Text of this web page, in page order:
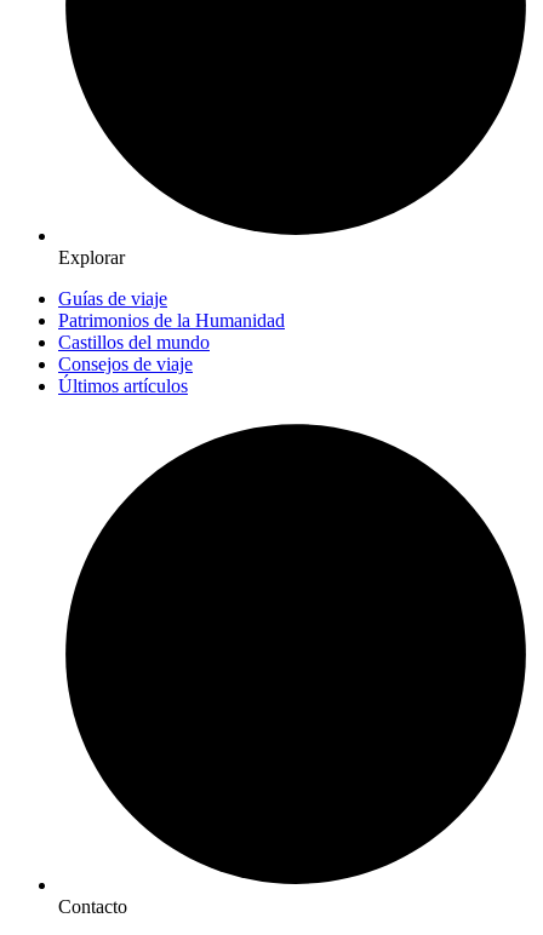
Explorar
Guías de viaje
Patrimonios de la Humanidad
Castillos del mundo
Consejos de viaje
Últimos artículos
Contacto